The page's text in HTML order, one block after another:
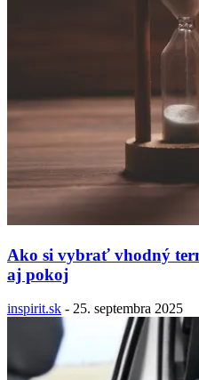
Ako si vybrať vhodný
aj pokoj
inspirit.sk - 25. septembra 2025